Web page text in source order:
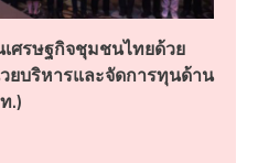
ศรษฐกิจชุมชนไทยด้วย
ยบริหารและจัดการทุนด้าน
.)